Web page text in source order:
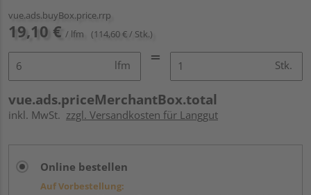
vue.ads.buyBox.price.rrp
19,10 € / lfm (114,60 € / Stk.)
lfm Stk.
vue.ads.priceMerchantBox.total
inkl. MwSt. zzgl. Versandkosten für Langgut
Online bestellen
Auf Vorbestellung: